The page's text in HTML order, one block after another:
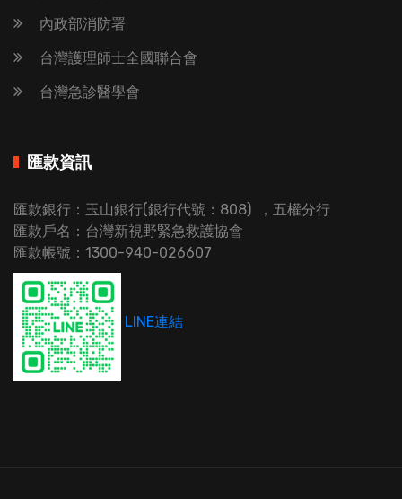
內政部消防署
台灣護理師士全國聯合會
台灣急診醫學會
匯款資訊
匯款銀行：玉山銀行(銀行代號：808) ，五權分行
匯款戶名：台灣新視野緊急救護協會
匯款帳號：1300-940-026607
LINE連結